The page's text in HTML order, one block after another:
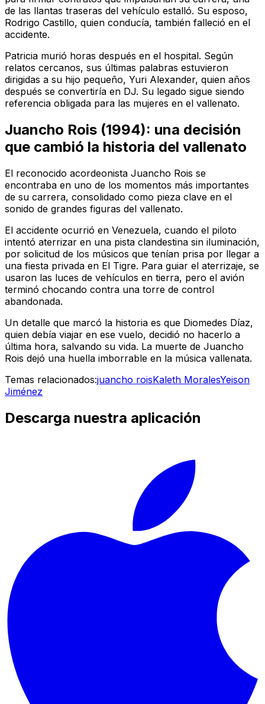
de las llantas traseras del vehículo estalló. Su esposo,
Rodrigo Castillo, quien conducía, también falleció en el
accidente.
Patricia murió horas después en el hospital. Según
relatos cercanos, sus últimas palabras estuvieron
dirigidas a su hijo pequeño, Yuri Alexander, quien años
después se convertiría en DJ. Su legado sigue siendo
referencia obligada para las mujeres en el vallenato.
Juancho Rois (1994): una decisión
que cambió la historia del vallenato
El reconocido acordeonista Juancho Rois se
encontraba en uno de los momentos más importantes
de su carrera, consolidado como pieza clave en el
sonido de grandes figuras del vallenato.
El accidente ocurrió en Venezuela, cuando el piloto
intentó aterrizar en una pista clandestina sin iluminación,
por solicitud de los músicos que tenían prisa por llegar a
una fiesta privada en El Tigre. Para guiar el aterrizaje, se
usaron las luces de vehículos en tierra, pero el avión
terminó chocando contra una torre de control
abandonada.
Un detalle que marcó la historia es que Diomedes Díaz,
quien debía viajar en ese vuelo, decidió no hacerlo a
última hora, salvando su vida. La muerte de Juancho
Rois dejó una huella imborrable en la música vallenata.
Temas relacionados:juancho roisKaleth MoralesYeison
Jiménez
Descarga nuestra aplicación